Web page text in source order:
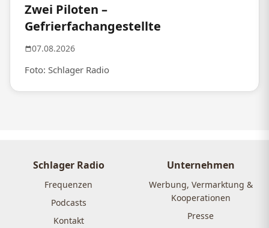
Zwei Piloten –
Gefrierfachangestellte
07.08.2026
Foto: Schlager Radio
Schlager Radio
Frequenzen
Podcasts
Kontakt
Unternehmen
Werbung, Vermarktung &
Kooperationen
Presse